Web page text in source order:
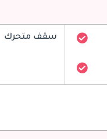
سقف متحرك